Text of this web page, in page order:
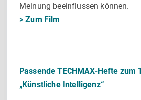
Meinung beeinflussen können.
> Zum Film
Passende TECHMAX-Hefte zum
„Künstliche Intelligenz“